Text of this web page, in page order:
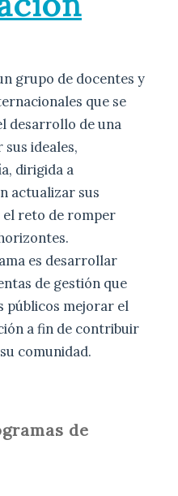
grupo de docentes y
que se
desarrollo de una
ideales,
dirigida a
actualizar sus
reto de romper
es desarrollar
de gestión que
públicos mejorar el
a fin de contribuir
comunidad.
de